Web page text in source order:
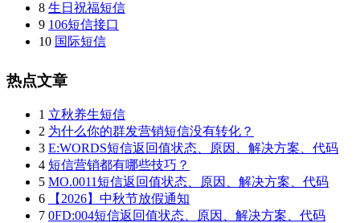
8 生日祝福短信
9 106短信接口
10 国际短信
热点文章
1 立秋养生短信
2 为什么你的群发营销短信没有转化？
3 E:WORDS短信返回值状态、原因、解决方案、代码
4 短信营销都有哪些技巧？
5 MO.0011短信返回值状态、原因、解决方案、代码
6
【2026】中秋节放假通知
7 0FD:004短信返回值状态、原因、解决方案、代码